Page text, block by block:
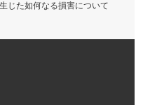
じた如何なる損害について